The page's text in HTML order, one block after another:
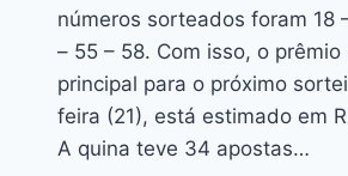
números sorteados foram 18
– 55 – 58. Com isso, o
principal para o próximo
feira (21), está estimado em
A quina teve 34 apostas…